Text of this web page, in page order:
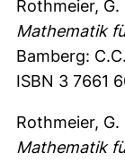
Rothmeier,
Mathematik
Bamberg:
ISBN 3 7661
Rothmeier,
Mathematik